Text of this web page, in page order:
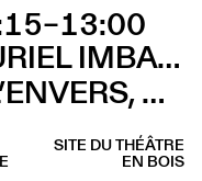
MURIEL IMBACH, COMPAGNIE LA BOCCA DELLA LUNA
À L’ENVERS, À L’ENDROIT (Brunch)
SITE DU THÉÂTRE
EN BOIS